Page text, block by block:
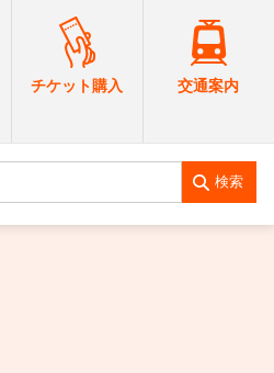
チケット購入 交通案内
検索